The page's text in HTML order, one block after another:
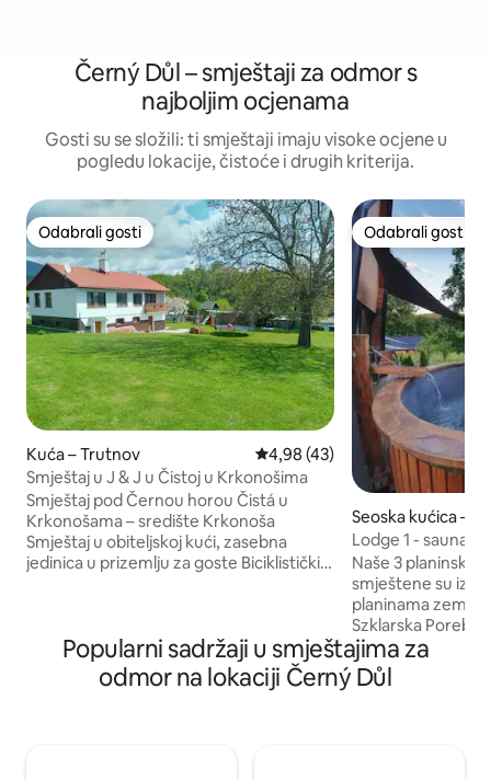
Černý Důl – smještaji za odmor s
najboljim ocjenama
Gosti su se složili: ti smještaji imaju visoke ocjene u
pogledu lokacije, čistoće i drugih kriterija.
Odabrali gosti
Odabrali gosti
Kuća – Trutnov Prosječna ocjena: 4,98/5,
4,98 (43)
Smještaj u J & J u Čistoj u Krkonošima
Smještaj pod Černou horou Čistá u
Krkonošama – središte Krkonoša
Smještaj u obiteljskoj kući, zasebna
jedinica u prizemlju za goste Biciklistički
Vlastita privatnost. Smještaj za
nepušače, odmor za obitelj s djecom. Za
majke s kolicima pješačka staza u
Odabrali gosti
Odabrali gosti
Seoska kućica –
Lodge 1 - sauna,
sunčana terasa,
Naše 3 planinske
smještene su
planinama zemlje
Szklarska Poreba
planinarenje,
prirode. Za to su
pripremljene sa
Popularni sadržaji u smještajima za
odmor na lokaciji Černý Důl